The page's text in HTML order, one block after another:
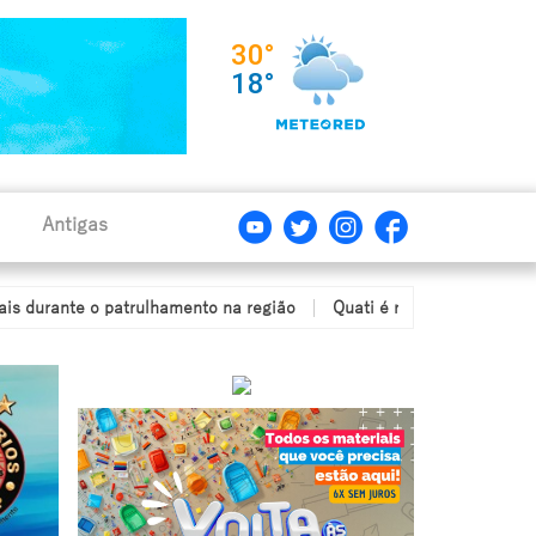
Antigas
o patrulhamento na região Quati é resgatado após ficar com